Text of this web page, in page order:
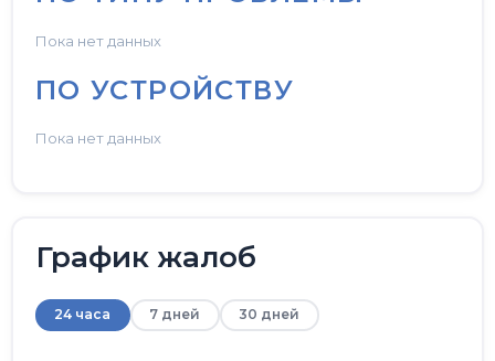
Пока нет данных
ПО УСТРОЙСТВУ
Пока нет данных
График жалоб
24 часа 7 дней 30 дней